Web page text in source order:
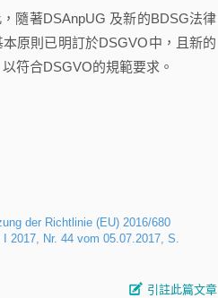
隨著DSAnpUG 及新的BDSG法律
原則已明訂於DSGVO中，且新的
符合DSGVO的規範要求。
der Richtlinie (EU) 2016/680
2017, Nr. 44 vom 05.07.2017, S.
引註此篇文章